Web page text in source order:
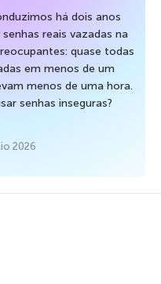
há dois anos
reais vazadas na
quase todas
em menos de um
menos de uma hora.
senhas inseguras?
2026